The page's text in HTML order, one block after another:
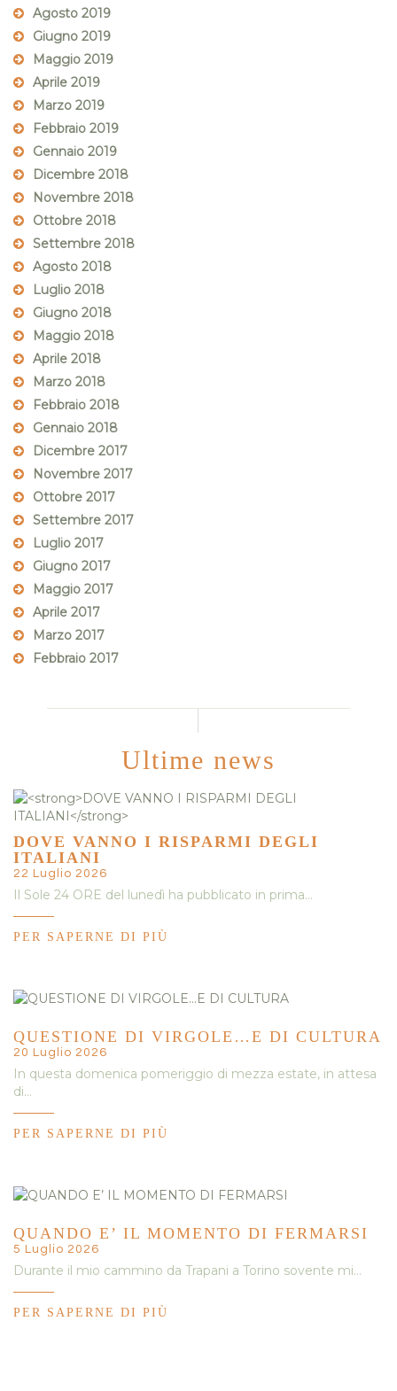
Agosto 2019
Giugno 2019
Maggio 2019
Aprile 2019
Marzo 2019
Febbraio 2019
Gennaio 2019
Dicembre 2018
Novembre 2018
Ottobre 2018
Settembre 2018
Agosto 2018
Luglio 2018
Giugno 2018
Maggio 2018
Aprile 2018
Marzo 2018
Febbraio 2018
Gennaio 2018
Dicembre 2017
Novembre 2017
Ottobre 2017
Settembre 2017
Luglio 2017
Giugno 2017
Maggio 2017
Aprile 2017
Marzo 2017
Febbraio 2017
Ultime news
DOVE VANNO I RISPARMI DEGLI
ITALIANI
22 Luglio 2026
Il Sole 24 ORE del lunedì ha pubblicato in prima…
PER SAPERNE DI PIÙ
QUESTIONE DI VIRGOLE…E DI CULTURA
20 Luglio 2026
In questa domenica pomeriggio di mezza estate, in attesa
di…
PER SAPERNE DI PIÙ
QUANDO E’ IL MOMENTO DI FERMARSI
5 Luglio 2026
Durante il mio cammino da Trapani a Torino sovente mi…
PER SAPERNE DI PIÙ